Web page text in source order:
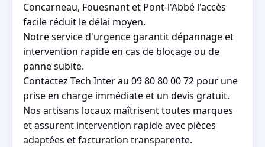
Concarneau, Fouesnant et Pont-l'Abbé l'accès
facile réduit le délai moyen.
Notre service d'urgence garantit dépannage et
intervention rapide en cas de blocage ou de
panne subite.
Contactez Tech Inter au 09 80 80 00 72 pour une
prise en charge immédiate et un devis gratuit.
Nos artisans locaux maîtrisent toutes marques
et assurent intervention rapide avec pièces
adaptées et facturation transparente.